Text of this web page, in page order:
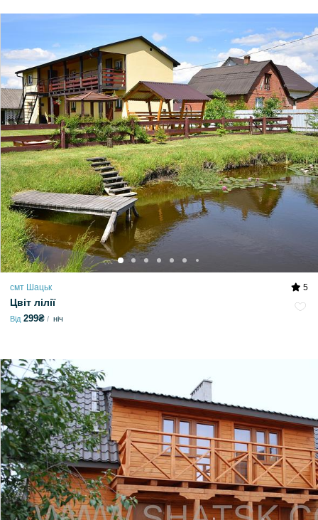
смт Шацьк 5
Цвіт лілії
Від 299₴ ніч